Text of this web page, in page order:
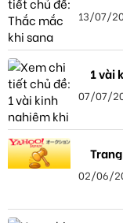
13/07/
1 vài
07/07/
02/06/